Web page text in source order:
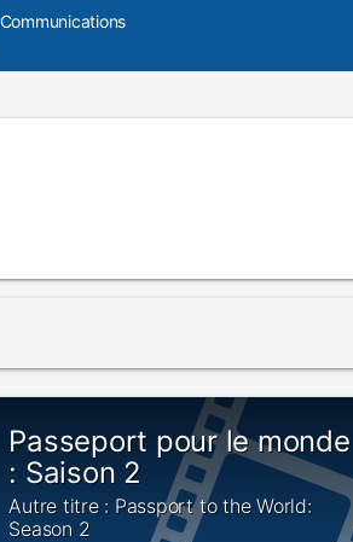
Passeport pour le monde
: Saison 2
Autre titre : Passport to the World:
Season 2